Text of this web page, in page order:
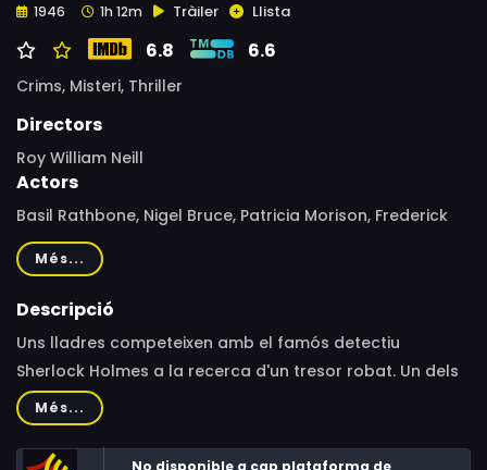
1946 1h 12m Tràiler Llista
6.8 6.6
Crims, Misteri, Thriller
Directors
Roy William Neill
Actors
Basil Rathbone, Nigel Bruce, Patricia Morison, Frederick
Worlock, Harry Cording, Carl Harbord, Holmes Herbert,
Edmund Breon, Patricia Cameron, Mary Gordon, Ian
Wolfe, Leyland Hodgson, Marjorie Bennett, William H.
Curtis, Cyril Delevanti, Charlie Hall, Olaf Hytten, Frank
Mills, Lillian Bronson, Bobby Hale, Alexander Pollard
Més...
Descripció
Uns lladres competeixen amb el famós detectiu
Sherlock Holmes a la recerca d'un tresor robat. Un dels
autors del crim, que és a la presó, sap que el tresor està
amagat en tres caixes de música que van ser
subhastades abans que els seus companys poguessin
Més...
No disponible a cap plataforma de